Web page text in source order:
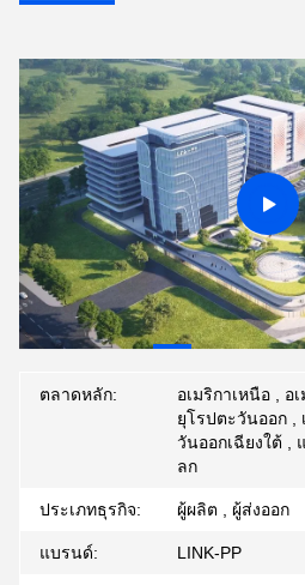
ตลาดหลัก:
อเมริกาเหนือ , อ
ยุโรปตะวันออก ,
วันออกเฉียงใต้ ,
ลก
ประเภทธุรกิจ: ผู้ผลิต , ผู้ส่งออก
แบรนด์: LINK-PP